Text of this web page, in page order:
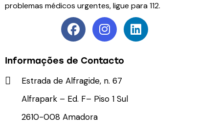
problemas médicos urgentes, ligue para 112.
Informações de Contacto
Estrada de Alfragide, n. 67
Alfrapark – Ed. F– Piso 1 Sul
2610-008 Amadora